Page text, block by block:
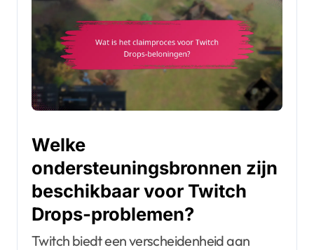
Welke
ondersteuningsbronnen zijn
beschikbaar voor Twitch
Drops-problemen?
Twitch biedt een verscheidenheid aan